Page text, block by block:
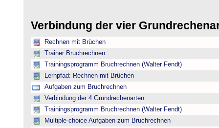
Verbindung der vier
Rechnen mit Brüchen
Trainer Bruchrechnen
Trainingsprogramm Bruchrechnen (Walter Fendt)
Lernpfad: Rechnen mit Brüchen
Aufgaben zum Bruchrechnen
Verbindung der 4 Grundrechenarten
Trainingsprogramm Bruchrechnen (Walter Fendt)
Multiple-choice Aufgaben zum Bruchrechnen